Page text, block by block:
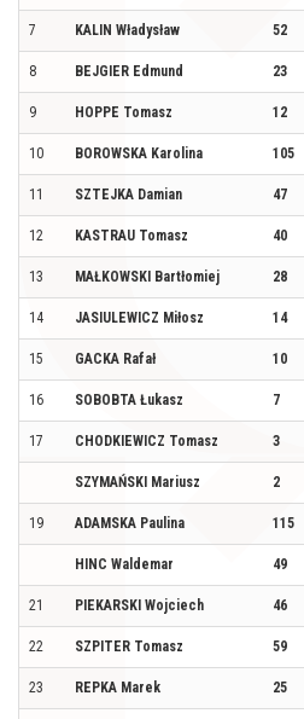
7 KALIN Władysław 52
8 BEJGIER Edmund 23
9 HOPPE Tomasz 12
10 BOROWSKA Karolina 105
11 SZTEJKA Damian 47
12 KASTRAU Tomasz 40
13 MAŁKOWSKI Bartłomiej 28
14 JASIULEWICZ Miłosz 14
15 GACKA Rafał 10
16 SOBOBTA Łukasz 7
17 CHODKIEWICZ Tomasz 3
SZYMAŃSKI Mariusz 2
19 ADAMSKA Paulina 115
HINC Waldemar 49
21 PIEKARSKI Wojciech 46
22 SZPITER Tomasz 59
23 REPKA Marek 25